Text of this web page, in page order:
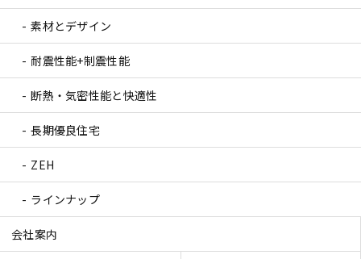
素材とデザイン
耐震性能+制震性能
断熱・気密性能と快適性
長期優良住宅
ZEH
ラインナップ
会社案内